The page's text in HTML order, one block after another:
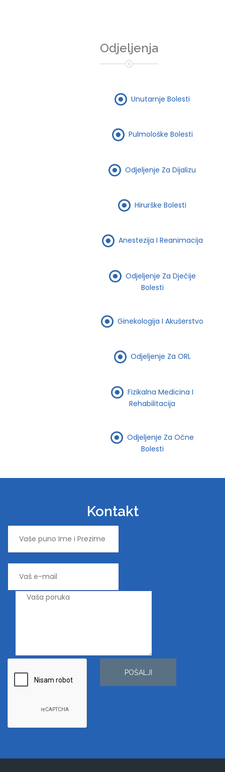
Odjeljenja
Unutarnje Bolesti
Pulmološke Bolesti
Odjeljenje Za Dijalizu
Hirurške Bolesti
Anestezija I Reanimacija
Odjeljenje Za Dječije
Bolesti
Ginekologija I Akušerstvo
Odjeljenje Za ORL
Fizikalna Medicina I
Rehabilitacija
Odjeljenje Za Očne
Bolesti
Kontakt
POŠALJI